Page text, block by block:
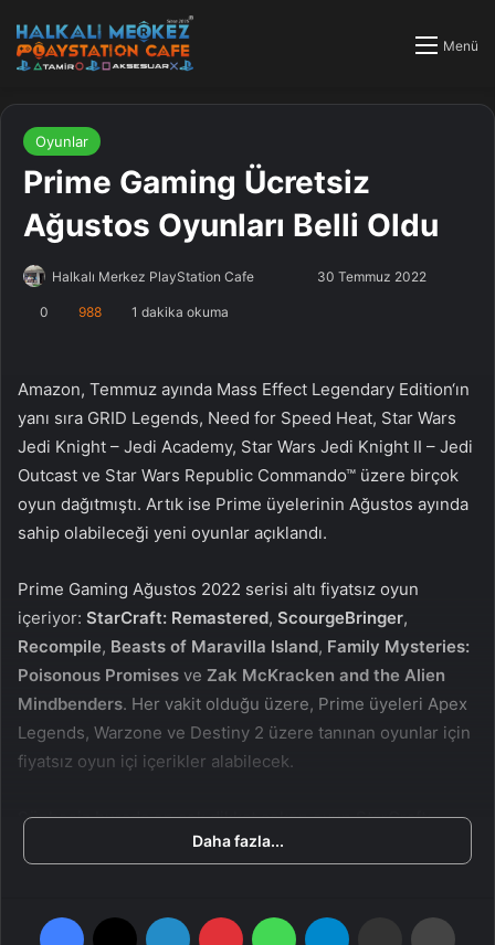
Menü
Oyunlar
Prime Gaming Ücretsiz
Ağustos Oyunları Belli Oldu
Halkalı Merkez PlayStation Cafe
o
w
-
p
a
g
n
d
e
r
m
e
30 Temmuz 2022
0 988 1 dakika okuma
Amazon, Temmuz ayında Mass Effect Legendary Edition‘ın
yanı sıra GRID Legends, Need for Speed Heat, Star Wars
Jedi Knight – Jedi Academy, Star Wars Jedi Knight II – Jedi
Outcast ve Star Wars Republic Commando™ üzere birçok
oyun dağıtmıştı. Artık ise Prime üyelerinin Ağustos ayında
sahip olabileceği yeni oyunlar açıklandı.
Prime Gaming Ağustos 2022 serisi altı fiyatsız oyun
içeriyor: StarCraft: Remastered, ScourgeBringer,
Recompile, Beasts of Maravilla Island, Family Mysteries:
Poisonous Promises ve Zak McKracken and the Alien
Mindbenders. Her vakit olduğu üzere, Prime üyeleri Apex
Legends, Warzone ve Destiny 2 üzere tanınan oyunlar için
fiyatsız oyun içi içerikler alabilecek.
Şüphesiz burada en çok dikkat çeken oyun StarCraft:
Remastered. Tüm vakitlerin en büyük gerçek vakitli strateji
oyunu hem de büyük Brood War genişleme paketini
Daha fazla...